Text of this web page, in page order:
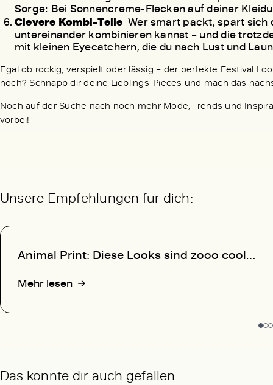
Sorge: Bei Sonnencreme-Flecken auf deiner
Clevere Kombi-Teile Wer smart packt, spart sich
untereinander kombinieren kannst – und die
mit kleinen Eyecatchern, die du nach Lust und
Egal ob rockig, verspielt oder lässig – der perfekte Festival
noch? Schnapp dir deine Lieblings-Pieces und mach das
Noch auf der Suche nach noch mehr Mode, Trends und
vorbei!
Unsere Empfehlungen für dich:
Animal Print: Diese Looks sind zooo cool…
Mehr lesen
Das könnte dir auch gefallen: